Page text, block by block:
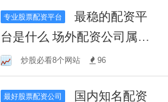
专业股票配资平台
最稳的配资平
台是什么 场外配资公司属否
法？炒股必看8个网站 96
最好股票配资公司